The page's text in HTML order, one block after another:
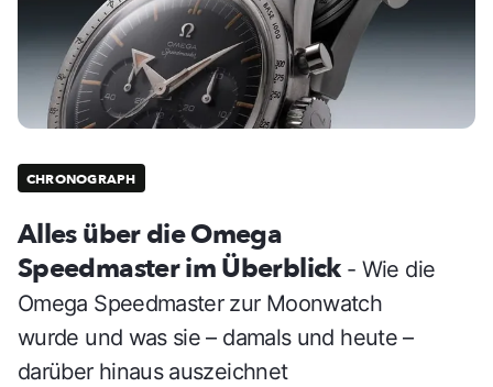
CHRONOGRAPH
Alles über die Omega
Speedmaster im Überblick - Wie die
Omega Speedmaster zur Moonwatch
wurde und was sie – damals und heute –
darüber hinaus auszeichnet